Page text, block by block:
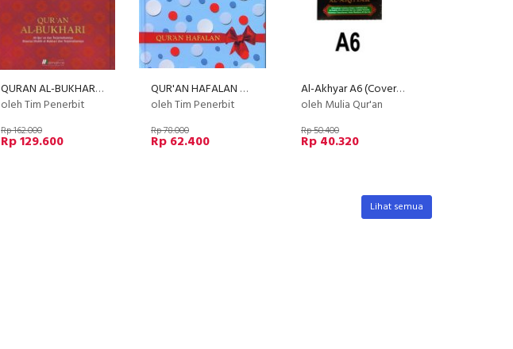
QURAN AL-BUKHARI untuk Mengaji Kalam Ilahi & Mengkaji Sabda Nabi (Hard Cover)
oleh Tim Penerbit
Rp 162.000
Rp 129.600
QUR'AN HAFALAN A6 POLKADOT (Hard Cover)
oleh Tim Penerbit
Rp 78.000
Rp 62.400
Al-Akhyar A6 (Cover Hitam)
oleh Mulia Qur'an
Rp 50.400
Rp 40.320
Lihat semua